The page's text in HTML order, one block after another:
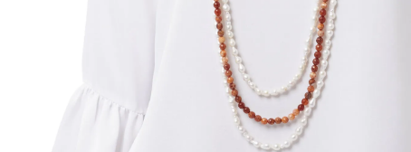
EIGENSCHAPPEN VAN STENEN
DEEL